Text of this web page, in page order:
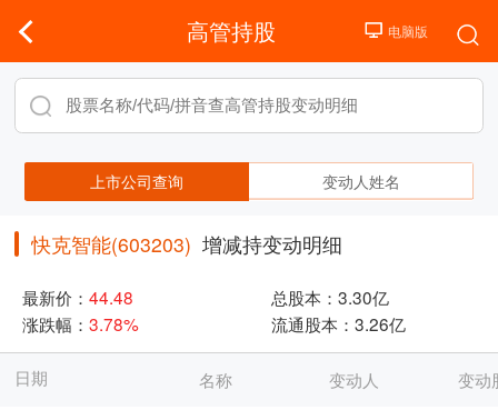
高管持股
上市公司查询 变动人姓名
快克智能(603203) 增减持变动明细
最新价： 44.48 总股本： 3.30亿
涨跌幅： 3.78% 流通股本： 3.26亿
日期 名称 变动人 变动